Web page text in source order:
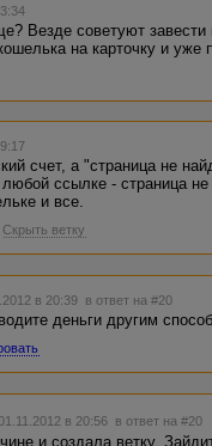
Везде советуют завести
на карточку и уже
счет, а "страница не
ссылке - страница
и все.
Скрыть ветку
в 20:39 в ответ на #20
деньги другим
в 20:56 в ответ на #20
и создала ветку.